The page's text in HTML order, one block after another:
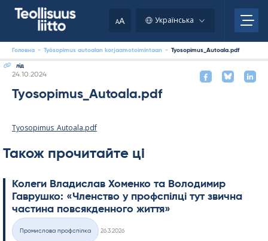
AA Українська
Головна - Työsopimus autoalan korjaamotoimintaan - Tyosopimus_Autoala.pdf
лід
Kirjoitettu
24.10.2024
Tyosopimus_Autoala.pdf
Tyosopimus_Autoala.pdf
Також прочитайте ці
Колеги Владислав Хоменко та Володимир
Гаврушко: «Членство у профспілці тут звична
частина повсякденного життя»
Категорії
Промислова профспілка
26.3.2026